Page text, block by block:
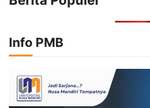
Info PMB